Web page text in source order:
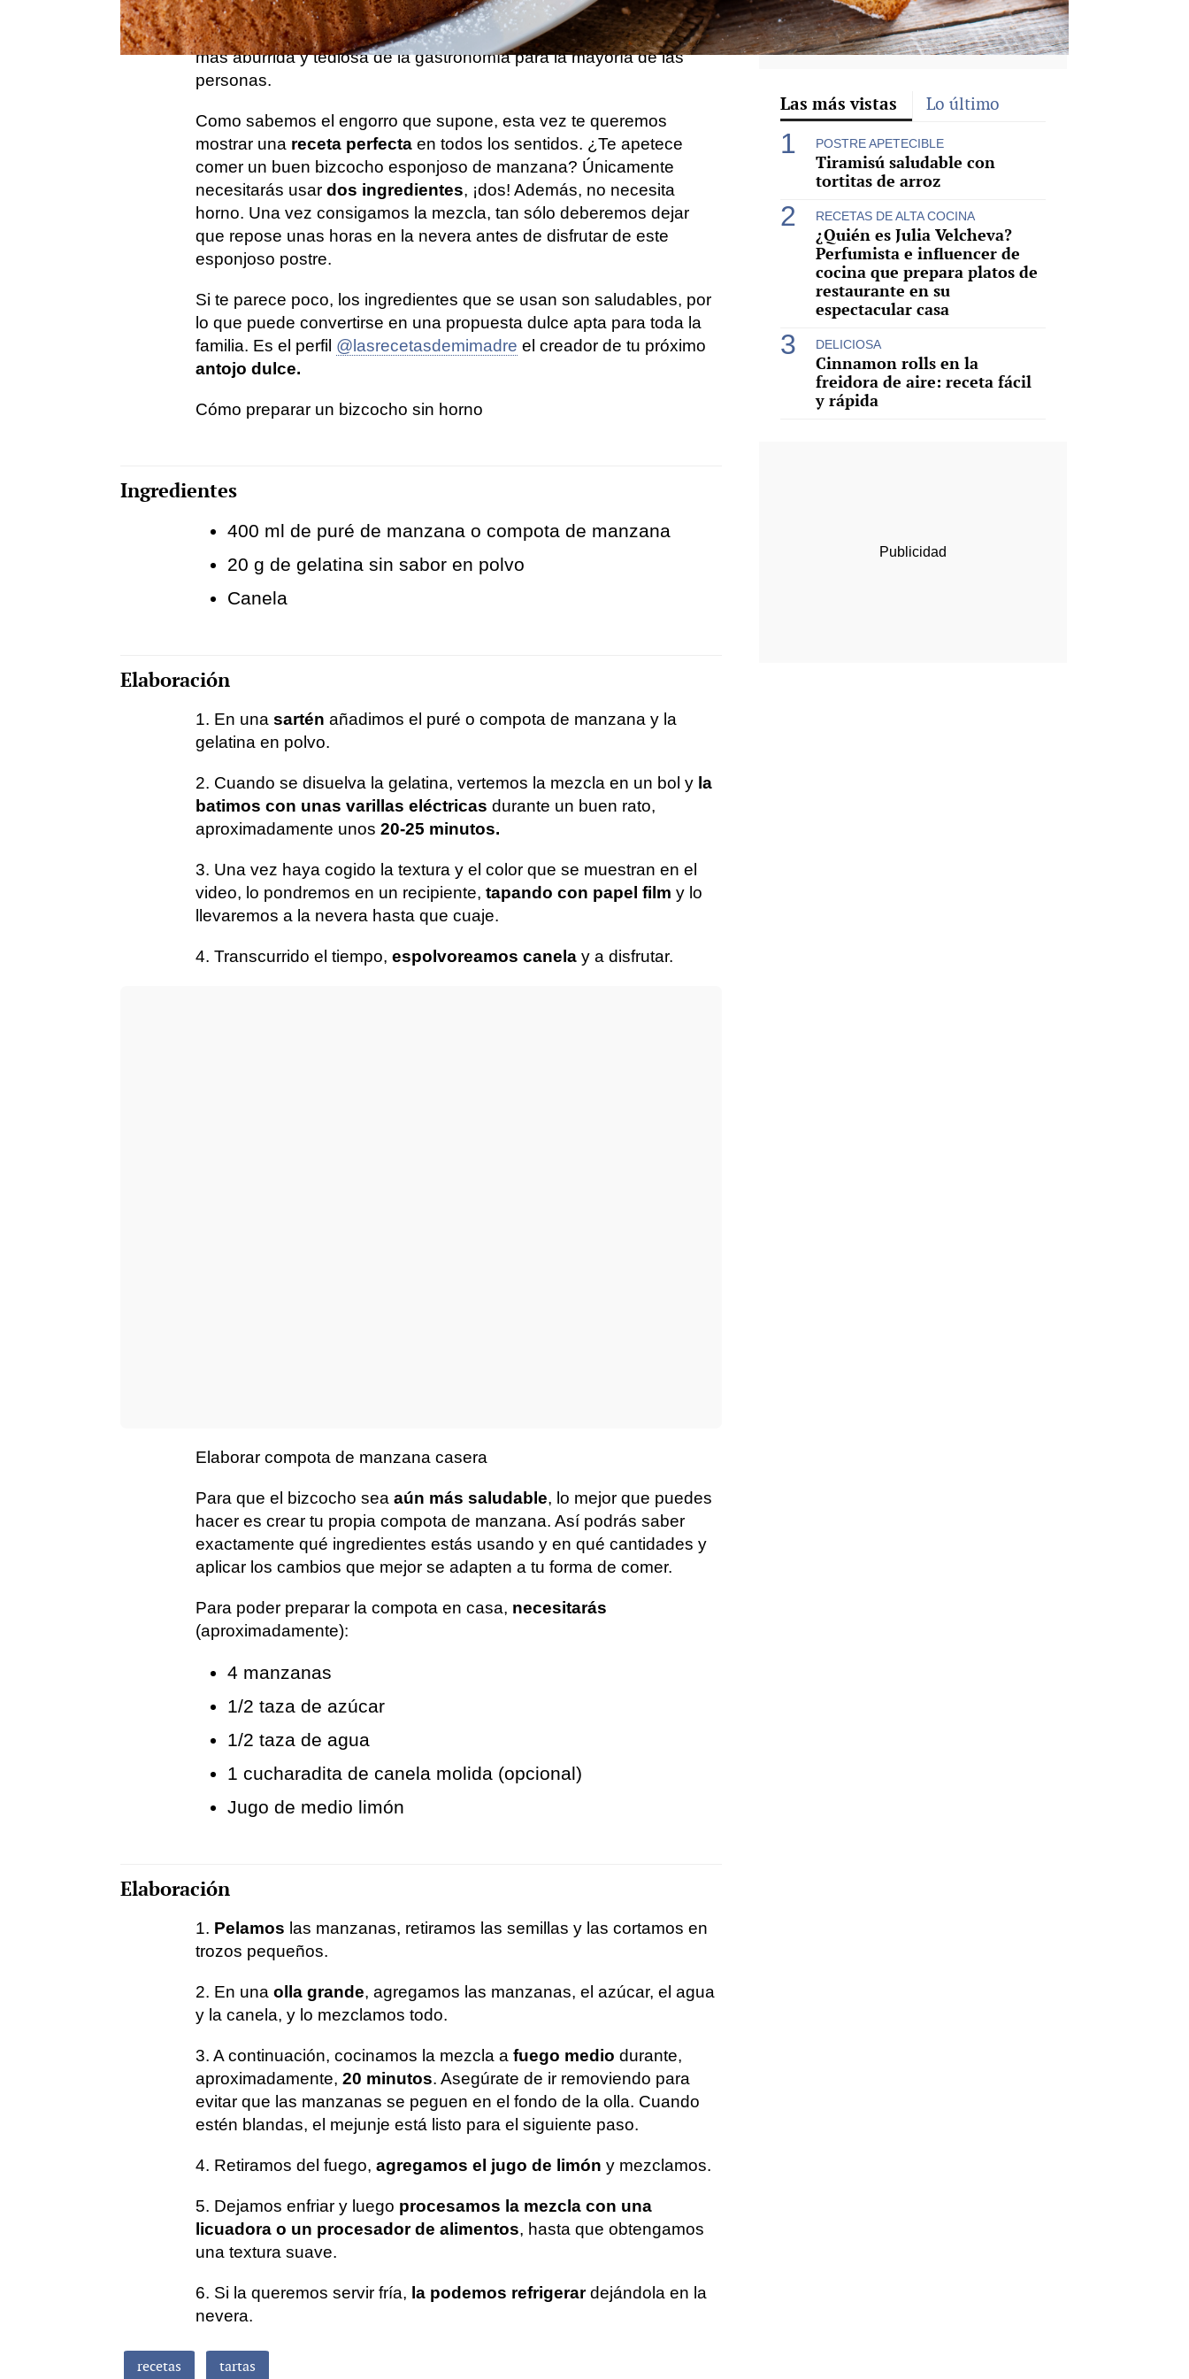
más utensilios, como boles, varillas, cucharas y otros recipientes
medidores. ¿Lo peor? Tras cocinar, debemos limpiarlo todo, la fase
más aburrida y tediosa de la gastronomía para la mayoría de las
personas.
Como sabemos el engorro que supone, esta vez te queremos
mostrar una receta perfecta en todos los sentidos. ¿Te apetece
comer un buen bizcocho esponjoso de manzana? Únicamente
necesitarás usar dos ingredientes, ¡dos! Además, no necesita
horno. Una vez consigamos la mezcla, tan sólo deberemos dejar
que repose unas horas en la nevera antes de disfrutar de este
esponjoso postre.
Si te parece poco, los ingredientes que se usan son saludables, por
lo que puede convertirse en una propuesta dulce apta para toda la
familia. Es el perfil @lasrecetasdemimadre el creador de tu próximo
antojo dulce.
Cómo preparar un bizcocho sin horno
Ingredientes
400 ml de puré de manzana o compota de manzana
20 g de gelatina sin sabor en polvo
Canela
Elaboración
1. En una sartén añadimos el puré o compota de manzana y la
gelatina en polvo.
2. Cuando se disuelva la gelatina, vertemos la mezcla en un bol y la
batimos con unas varillas eléctricas durante un buen rato,
aproximadamente unos 20-25 minutos.
3. Una vez haya cogido la textura y el color que se muestran en el
video, lo pondremos en un recipiente, tapando con papel film y lo
llevaremos a la nevera hasta que cuaje.
4. Transcurrido el tiempo, espolvoreamos canela y a disfrutar.
Elaborar compota de manzana casera
Para que el bizcocho sea aún más saludable, lo mejor que puedes
hacer es crear tu propia compota de manzana. Así podrás saber
exactamente qué ingredientes estás usando y en qué cantidades y
aplicar los cambios que mejor se adapten a tu forma de comer.
Para poder preparar la compota en casa, necesitarás
(aproximadamente):
4 manzanas
1/2 taza de azúcar
1/2 taza de agua
1 cucharadita de canela molida (opcional)
Jugo de medio limón
Elaboración
1. Pelamos las manzanas, retiramos las semillas y las cortamos en
trozos pequeños.
2. En una olla grande, agregamos las manzanas, el azúcar, el agua
y la canela, y lo mezclamos todo.
3. A continuación, cocinamos la mezcla a fuego medio durante,
aproximadamente, 20 minutos. Asegúrate de ir removiendo para
evitar que las manzanas se peguen en el fondo de la olla. Cuando
estén blandas, el mejunje está listo para el siguiente paso.
4. Retiramos del fuego, agregamos el jugo de limón y mezclamos.
5. Dejamos enfriar y luego procesamos la mezcla con una
licuadora o un procesador de alimentos, hasta que obtengamos
una textura suave.
6. Si la queremos servir fría, la podemos refrigerardejándola en la
nevera.
recetas tartas
Las más vistas Lo último
POSTRE APETECIBLE
Tiramisú saludable con
tortitas de arroz
RECETAS DE ALTA COCINA
¿Quién es Julia Velcheva?
Perfumista e influencer de
cocina que prepara platos de
restaurante en su
espectacular casa
DELICIOSA
Cinnamon rolls en la
freidora de aire: receta fácil
y rápida